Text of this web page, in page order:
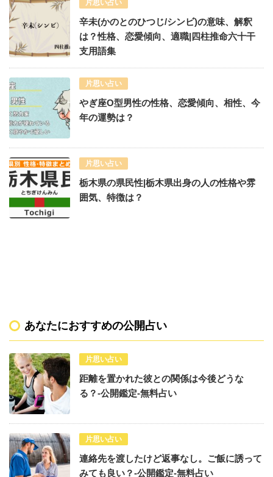
片思い占い
辛未(かのとのひつじ/シンビ)の意味、解釈
は？性格、恋愛傾向、適職|四柱推命六十干
支用語集
片思い占い
やぎ座O型男性の性格、恋愛傾向、相性、今
年の運勢は？
片思い占い
栃木県の県民性|栃木県出身の人の性格や雰
囲気、特徴は？
あなたにおすすめの公開占い
片思い占い
距離を置かれた彼との関係は今後どうな
る？-公開鑑定-無料占い
片思い占い
連絡先を渡したけど返事なし。ご飯に誘って
みても良い？-公開鑑定-無料占い